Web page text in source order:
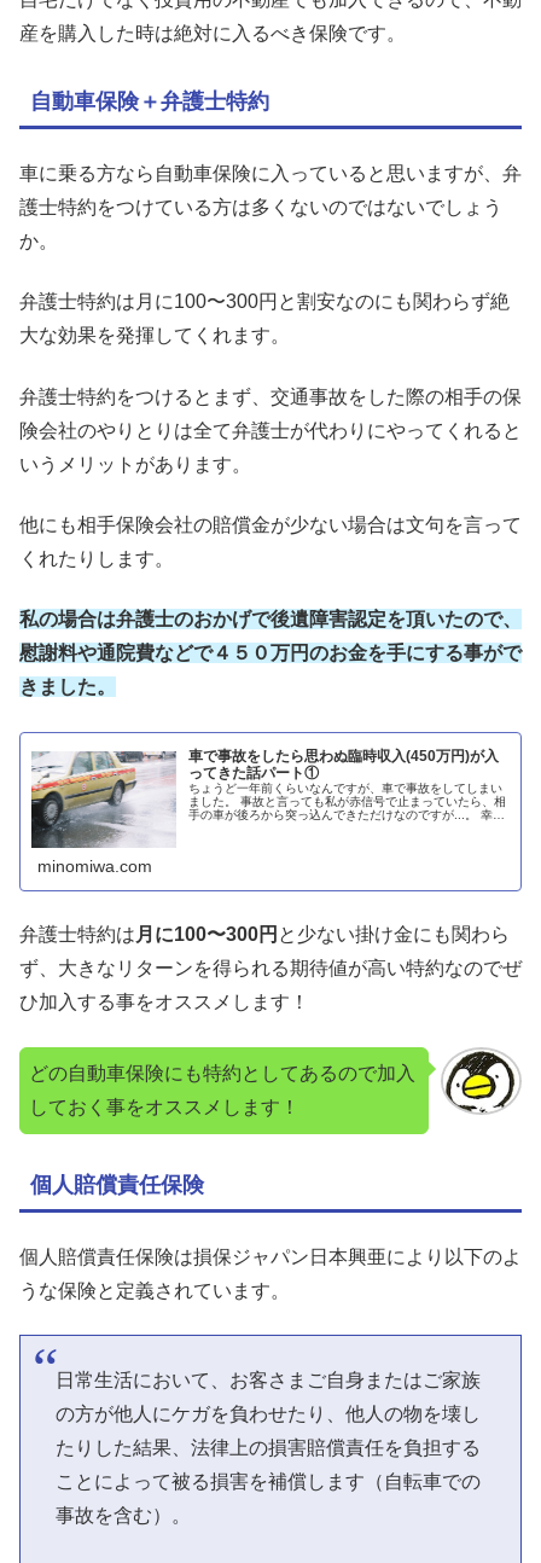
産を購入した時は絶対に入るべき保険です。
自動車保険＋弁護士特約
車に乗る方なら自動車保険に入っていると思いますが、弁
護士特約をつけている方は多くないのではないでしょう
か。
弁護士特約は月に100〜300円と割安なのにも関わらず絶
大な効果を発揮してくれます。
弁護士特約をつけるとまず、交通事故をした際の相手の保
険会社のやりとりは全て弁護士が代わりにやってくれると
いうメリットがあります。
他にも相手保険会社の賠償金が少ない場合は文句を言って
くれたりします。
私の場合は弁護士のおかげで後遺障害認定を頂いたので、
慰謝料や通院費などで４５０万円のお金を手にする事がで
きました。
車で事故をしたら思わぬ臨時収入(450万円)が入
ってきた話パート①
ちょうど一年前くらいなんですが、車で事故をしてしまい
ました。 事故と言っても私が赤信号で止まっていたら、相
手の車が後ろから突っ込んできただけなのですが...。 幸い
minomiwa.com
弁護士特約は 月に100〜300円 と少ない掛け金にも関わら
ず、大きなリターンを得られる期待値が高い特約なのでぜ
ひ加入する事をオススメします！
どの自動車保険にも特約としてあるので加入
しておく事をオススメします！
個人賠償責任保険
個人賠償責任保険は損保ジャパン日本興亜により以下のよ
うな保険と定義されています。
日常生活において、お客さまご自身またはご家族
の方が他人にケガを負わせたり、他人の物を壊し
たりした結果、法律上の損害賠償責任を負担する
ことによって被る損害を補償します（自転車での
事故を含む）。